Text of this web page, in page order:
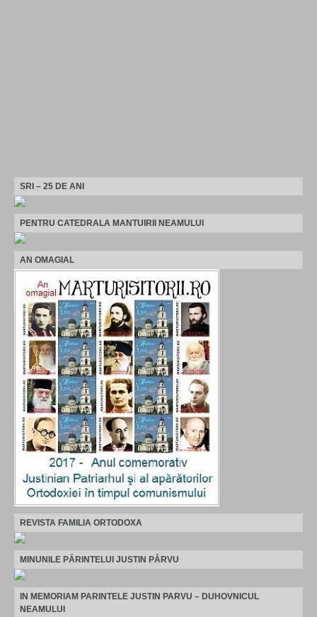
SRI – 25 DE ANI
PENTRU CATEDRALA MANTUIRII NEAMULUI
AN OMAGIAL
REVISTA FAMILIA ORTODOXA
MINUNILE PĂRINTELUI JUSTIN PÂRVU
IN MEMORIAM PARINTELE JUSTIN PARVU – DUHOVNICUL
NEAMULUI